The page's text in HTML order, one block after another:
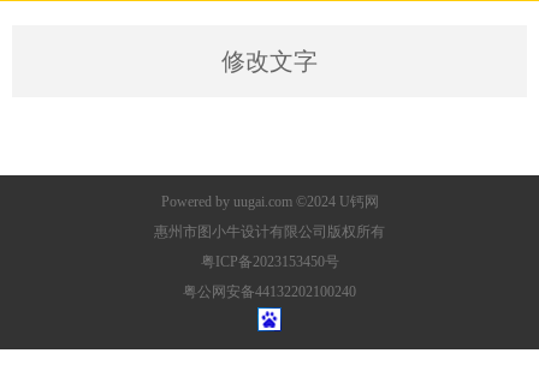
修改文字
Powered by uugai.com©2024 U钙网
惠州市图小牛设计有限公司版权所有
粤ICP备2023153450号
粤公网安备44132202100240